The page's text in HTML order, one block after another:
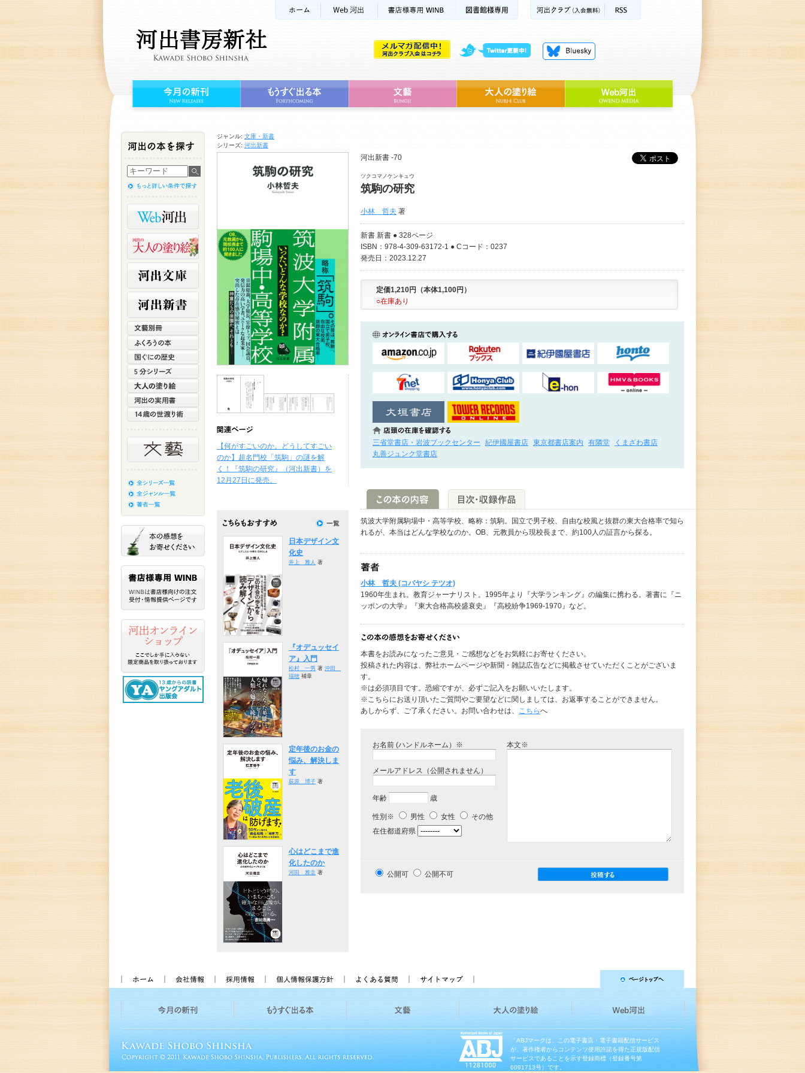
ジャンル: 文庫・新書
シリーズ: 河出新書
河出新書 -70
ツクコマノケンキュウ
筑駒の研究
小林 哲夫 著
新書 新書 ● 328ページ
ISBN：978-4-309-63172-1 ● Cコード：0237
発売日：2023.12.27
定価1,210円（本体1,100円）
○在庫あり
三省堂書店・岩波ブックセンター 紀伊國屋書店 東京都書店案内 有隣堂
くまざわ書店
丸善ジュンク堂書店
筑波大学附属駒場中・高等学校、略称：筑駒。国立で男子校、自由な校風と抜群の東大合格率で知ら
れるが、本当はどんな学校なのか。OB、元教員から現校長まで、約100人の証言から探る。
小林 哲夫 (コバヤシ テツオ)
1960年生まれ。教育ジャーナリスト。1995年より『大学ランキング』の編集に携わる。著書に『ニ
ッポンの大学』『東大合格高校盛衰史』『高校紛争1969-1970』など。
本書をお読みになったご意見・ご感想などをお気軽にお寄せください。
投稿された内容は、弊社ホームページや新聞・雑誌広告などに掲載させていただくことがございま
す。
※は必須項目です。恐縮ですが、必ずご記入をお願いいたします。
※こちらにお送り頂いたご質問やご要望などに関しましては、お返事することができません。
あしからず、ご了承ください。お問い合わせは、 こちらへ
お名前 (ハンドルネーム）※
メールアドレス（公開されません）
年齢 歳
性別※ 男性 女性
その他
在住都道府県
本文※
公開可 公開不可
【何がすごいのか。どうしてすごい
のか】超名門校「筑駒」の謎を解
く！『筑駒の研究』（河出新書）を
12月27日に発売。
日本デザイン文
化史
井上 雅人 著
『オデュッセイ
ア』入門
松村 一男 著 沖田
瑞穂 補章
定年後のお金の
悩み、解決しま
す
荻原 博子 著
心はどこまで進
化したのか
河田 雅圭 著
「ABJマークは、この電子書店・電子書籍配信サービス
が、著作権者からコンテンツ使用許諾を得た正規版配信
サービスであることを示す登録商標（登録番号第
6091713号）です。